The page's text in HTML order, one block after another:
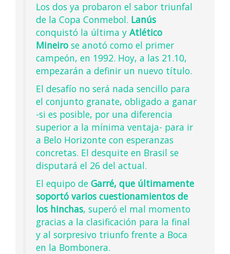
Los dos ya probaron el sabor triunfal
de la Copa Conmebol. Lanús
conquistó la última y Atlético
Mineiro se anotó como el primer
campeón, en 1992. Hoy, a las 21.10,
empezarán a definir un nuevo título.
El desafío no será nada sencillo para
el conjunto granate, obligado a ganar
-si es posible, por una diferencia
superior a la mínima ventaja- para ir
a Belo Horizonte con esperanzas
concretas. El desquite en Brasil se
disputará el 26 del actual.
El equipo de Garré, que últimamente
soportó varios cuestionamientos de
los hinchas, superó el mal momento
gracias a la clasificación para la final
y al sorpresivo triunfo frente a Boca
en la Bombonera.